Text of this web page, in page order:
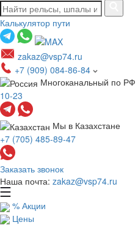
Калькулятор пути
zakaz@vsp74.ru
+7 (909) 084-86-84
Многоканальный по РФ
10-23
Мы в Казахстане
+7 (705) 485-89-47
Заказать звонок
Наша почта: zakaz@vsp74.ru
% Акции
Цены